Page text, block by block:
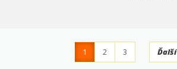
1 2
3
Ďalší